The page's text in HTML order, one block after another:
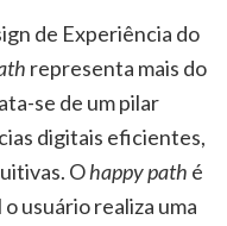
de Experiência do
representa mais do
se de um pilar
digitais eficientes,
Ohappy path é
usuário realiza uma